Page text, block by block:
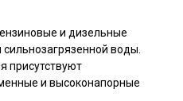
и дизельные
воды.
присутствуют
и высоконапорные